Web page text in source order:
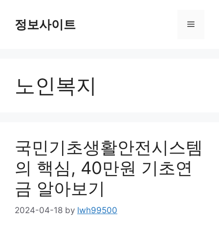
content정보사이트 Menu
노인복지
국민기초생활안전시스템
의 핵심, 40만원 기초연
금 알아보기
2024-04-18 by lwh99500